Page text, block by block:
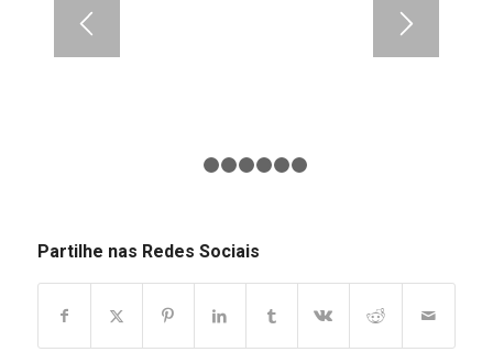
Partilhe nas Redes Sociais